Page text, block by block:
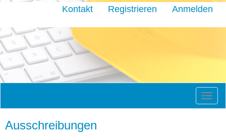
Kontakt Registrieren Anmelden
Ausschreibungen